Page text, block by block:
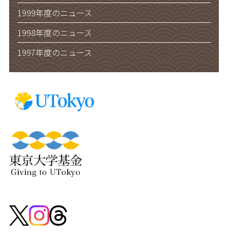
1999年度のニュース
1998年度のニュース
1997年度のニュース